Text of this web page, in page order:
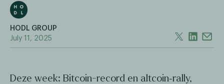
HODL GROUP
July 11, 2025
Deze week: Bitcoin-record en altcoin‑rally,